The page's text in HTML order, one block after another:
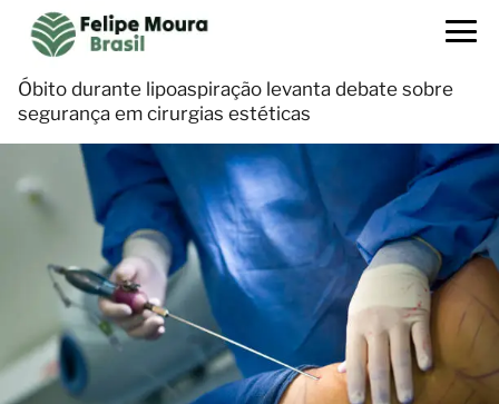
Óbito durante lipoaspiração levanta debate sobre
segurança em cirurgias estéticas